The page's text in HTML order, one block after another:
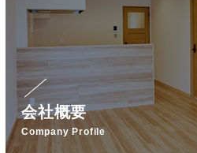
会社概要
Company Profile